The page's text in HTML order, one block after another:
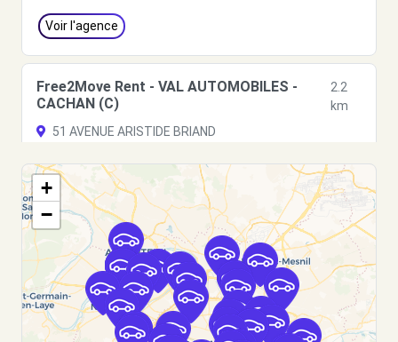
Voir l'agence
Free2Move Rent - VAL AUTOMOBILES -
CACHAN (C)
2.2
km
51 AVENUE ARISTIDE BRIAND
Voir l'agence
Free2move Rent - S&You - PARIS PORTE DE
VERSAILLES (C)
km
75 BOULEVARD LEFEBVRE
PARIS, FR-75, 75015
+
−